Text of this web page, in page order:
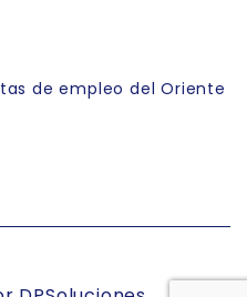
de empleo del Oriente